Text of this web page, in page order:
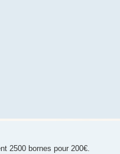
2500 bornes pour 200€.